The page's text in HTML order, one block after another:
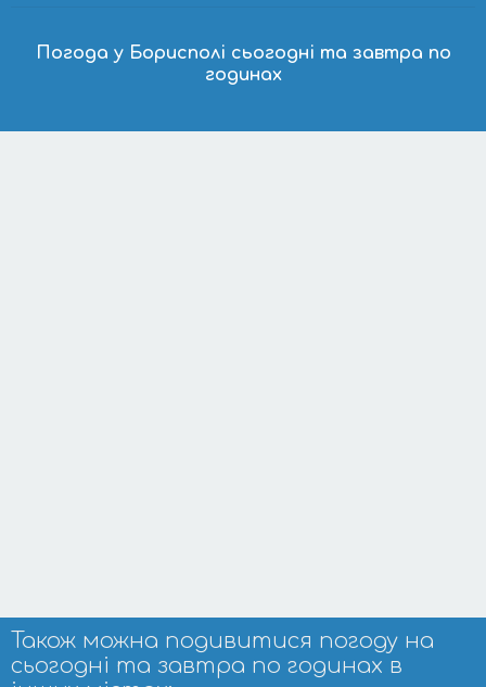
Погода у Борисполі сьогодні та завтра по
годинах
Також можна подивитися погоду на
сьогодні та завтра по годинах в